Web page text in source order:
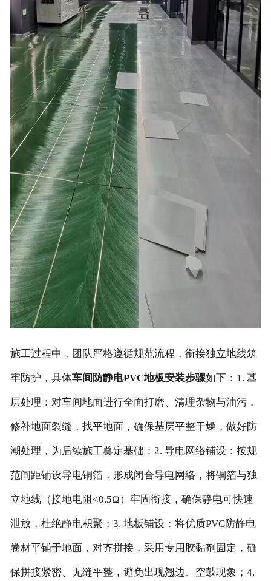
施工过程中，团队严格遵循规范流程，衔接独立地线筑
牢防护，具体车间防静电PVC地板安装步骤如下：1. 基
层处理：对车间地面进行全面打磨、清理杂物与油污，
修补地面裂缝，找平地面，确保基层平整干燥，做好防
潮处理，为后续施工奠定基础；2. 导电网络铺设：按规
范间距铺设导电铜箔，形成闭合导电网络，将铜箔与独
立地线（接地电阻<0.5Ω）牢固衔接，确保静电可快速
泄放，杜绝静电积聚；3. 地板铺设：将优质PVC防静电
卷材平铺于地面，对齐拼接，采用专用胶黏剂固定，确
保拼接紧密、无缝平整，避免出现翘边、空鼓现象；4.